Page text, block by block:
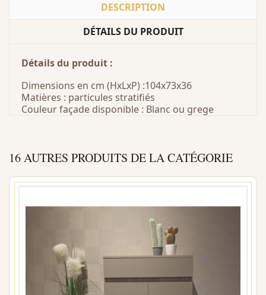
DESCRIPTION
DÉTAILS DU PRODUIT
Détails du produit :
Dimensions en cm (HxLxP) :104x73x36
Matières : particules stratifiés
Couleur façade disponible : Blanc ou grege
16 AUTRES PRODUITS DE LA CATÉGORIE